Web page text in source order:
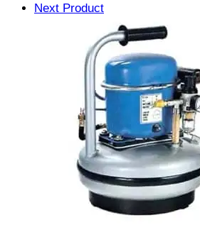
Next Product